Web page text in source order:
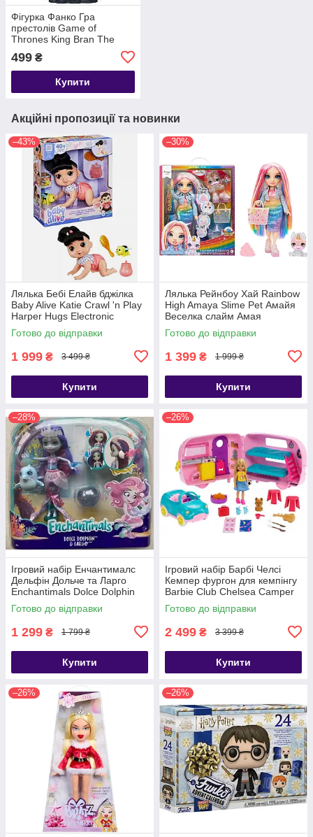
Фігурка Фанко Гра
престолів Game of
Thrones King Bran The
Broken Vinyl Figure Funko
POP
499 ₴
Купити
Акційні пропозиції та новинки
–43%
Лялька Бебі Елайв бджілка
Baby Alive Katie Crawl 'n Play
Harper Hugs Electronic
Crawling
Готово до відправки
1 999 ₴ 3 499 ₴
Купити
–30%
Лялька Рейнбоу Хай Rainbow
High Amaya Slime Pet Амайя
Веселка слайм Амая
Готово до відправки
1 399 ₴ 1 999 ₴
Купити
–28%
Ігровий набір Енчантималс
Дельфін Дольче та Ларго
Enchantimals Dolce Dolphin
Largo FKV55
Готово до відправки
1 299 ₴ 1 799 ₴
Купити
–26%
Ігровий набір Барбі Челсі
Кемпер фургон для кемпінгу
Barbie Club Chelsea Camper
Готово до відправки
2 499 ₴ 3 399 ₴
Купити
–26% –26%